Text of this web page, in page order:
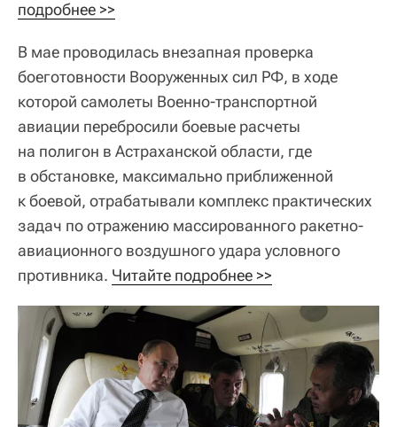
подробнее >>
В мае проводилась внезапная проверка
боеготовности Вооруженных сил РФ, в ходе
которой самолеты Военно-транспортной
авиации перебросили боевые расчеты
на полигон в Астраханской области, где
в обстановке, максимально приближенной
к боевой, отрабатывали комплекс практических
задач по отражению массированного ракетно-
авиационного воздушного удара условного
противника. Читайте подробнее >>